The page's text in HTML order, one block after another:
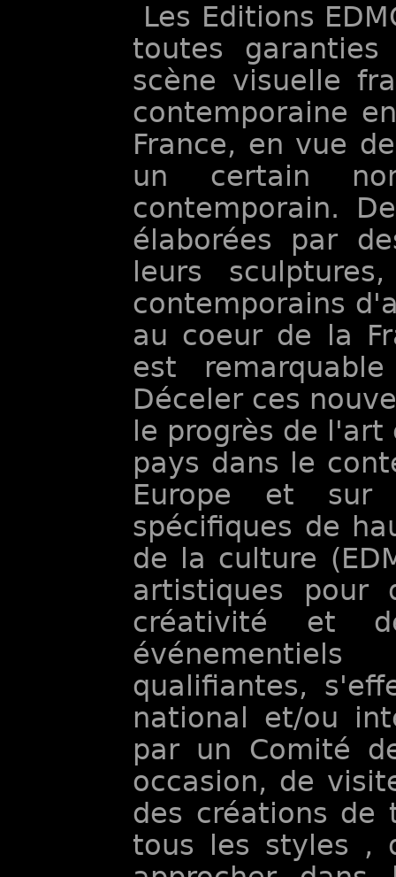
Les Editions
toutes
scène visuelle
contemporaine
France, en vue
un certain
contemporain.
élaborées par
leurs
contemporains
au coeur de la
est
Déceler ces
le progrès de
pays dans le
Europe et sur
spécifiques de
de la culture
artistiques pour
créativité et
qualifiantes,
national et/ou
par un Comité
occasion, de
des créations de
tous les styles ,